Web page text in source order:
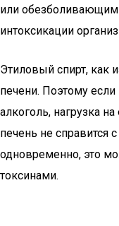
или
интоксикации
Этиловый спирт, как
печени. Поэтому
алкоголь, нагрузка
печень не справится
одновременно, это
токсинами.